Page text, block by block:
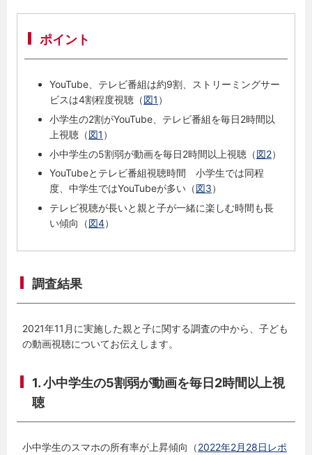
ポイント
YouTube、テレビ番組は約9割、ストリーミングサー
ビスは4割程度視聴（図1 ）
小学生の2割がYouTube、テレビ番組を毎日2時間以
上視聴（図1 ）
小中学生の5割弱が動画を毎日2時間以上視聴（図2）
YouTubeとテレビ番組視聴時間 小学生では同程
度、中学生ではYouTubeが多い（図3）
テレビ視聴が長いと親と子が一緒に楽しむ時間も長
い傾向（図4）
調査結果
2021年11月に実施した親と子に関する調査の中から、子ども
の動画視聴についてお伝えします。
1. 小中学生の5割弱が動画を毎日2時間以上視
聴
小中学生のスマホの所有率が上昇傾向（2022年2月28日レポ